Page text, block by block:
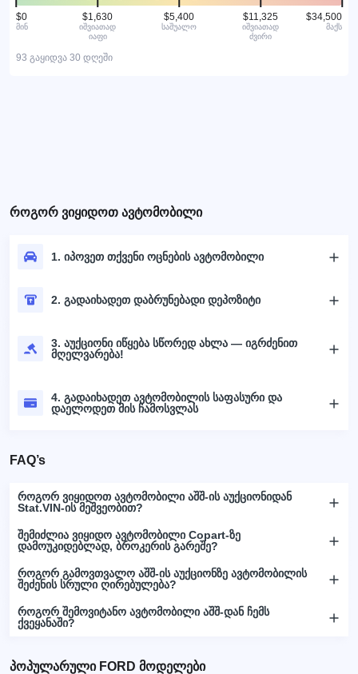
$0
მინ
$1,630
იშვიათად
იაფი
$5,400
საშუალო
$11,325
იშვიათად
ძვირი
$34,500
მაქს
93 გაყიდვა 30 დღეში
როგორ ვიყიდოთ ავტომობილი
1. იპოვეთ თქვენი ოცნების ავტომობილი
2. გადაიხადეთ დაბრუნებადი დეპოზიტი
3. აუქციონი იწყება სწორედ ახლა — იგრძენით
მღელვარება!
4. გადაიხადეთ ავტომობილის საფასური და
დაელოდეთ მის ჩამოსვლას
FAQ’s
როგორ ვიყიდოთ ავტომობილი აშშ-ის აუქციონიდან
Stat.VIN-ის მეშვეობით?
შემიძლია ვიყიდო ავტომობილი Copart-ზე
დამოუკიდებლად, ბროკერის გარეშე?
როგორ გამოვთვალო აშშ-ის აუქციონზე ავტომობილის
შეძენის სრული ღირებულება?
როგორ შემოვიტანო ავტომობილი აშშ-დან ჩემს
ქვეყანაში?
პოპულარული FORD მოდელები